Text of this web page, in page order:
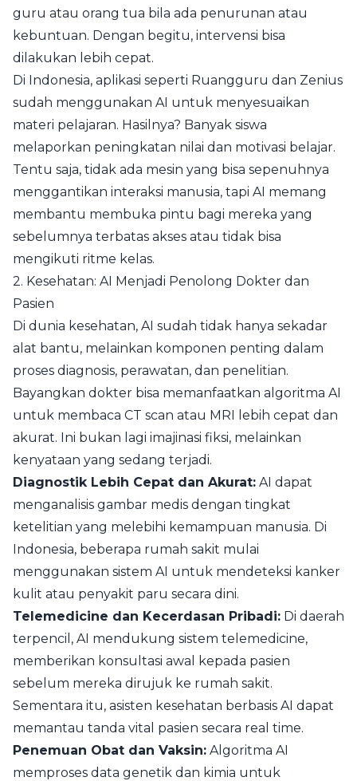
guru atau orang tua bila ada penurunan atau
kebuntuan. Dengan begitu, intervensi bisa
dilakukan lebih cepat.
Di Indonesia, aplikasi seperti Ruangguru dan Zenius
sudah menggunakan AI untuk menyesuaikan
materi pelajaran. Hasilnya? Banyak siswa
melaporkan peningkatan nilai dan motivasi belajar.
Tentu saja, tidak ada mesin yang bisa sepenuhnya
menggantikan interaksi manusia, tapi AI memang
membantu membuka pintu bagi mereka yang
sebelumnya terbatas akses atau tidak bisa
mengikuti ritme kelas.
2. Kesehatan: AI Menjadi Penolong Dokter dan
Pasien
Di dunia kesehatan, AI sudah tidak hanya sekadar
alat bantu, melainkan komponen penting dalam
proses diagnosis, perawatan, dan penelitian.
Bayangkan dokter bisa memanfaatkan algoritma AI
untuk membaca CT scan atau MRI lebih cepat dan
akurat. Ini bukan lagi imajinasi fiksi, melainkan
kenyataan yang sedang terjadi.
Diagnostik Lebih Cepat dan Akurat: AI dapat
menganalisis gambar medis dengan tingkat
ketelitian yang melebihi kemampuan manusia. Di
Indonesia, beberapa rumah sakit mulai
menggunakan sistem AI untuk mendeteksi kanker
kulit atau penyakit paru secara dini.
Telemedicine dan Kecerdasan Pribadi: Di daerah
terpencil, AI mendukung sistem telemedicine,
memberikan konsultasi awal kepada pasien
sebelum mereka dirujuk ke rumah sakit.
Sementara itu, asisten kesehatan berbasis AI dapat
memantau tanda vital pasien secara real time.
Penemuan Obat dan Vaksin: Algoritma AI
memproses data genetik dan kimia untuk